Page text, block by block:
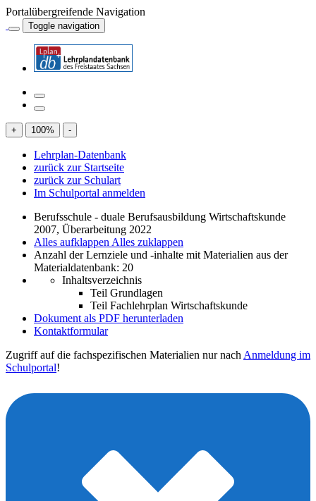
Portalübergreifende Navigation
Toggle navigation
+ 100% -
Lehrplan-Datenbank
zurück zur Startseite
zurück zur Schulart
Im Schulportal anmelden
Berufsschule - duale Berufsausbildung Wirtschaftskunde
2007, Überarbeitung 2022
Alles aufklappen Alles zuklappen
Anzahl der Lernziele und -inhalte mit Materialien aus der
Materialdatenbank: 20
Inhaltsverzeichnis
Teil Grundlagen
Teil Fachlehrplan Wirtschaftskunde
Dokument als PDF herunterladen
Kontaktformular
Zugriff auf die fachspezifischen Materialien nur nach Anmeldung im
Schulportal!